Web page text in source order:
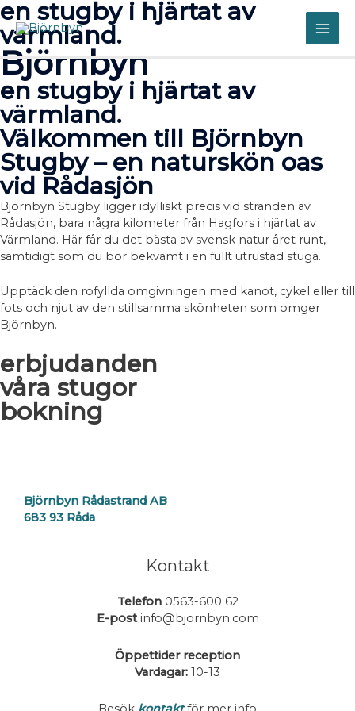
Hoppa
till
innehåll
en stugby i hjärtat av
värmland.
Björnbyn
en stugby i hjärtat av
värmland.
Välkommen till Björnbyn
Stugby – en naturskön oas
vid Rådasjön
Björnbyn Stugby ligger idylliskt precis vid stranden av
Rådasjön, bara några kilometer från Hagfors i hjärtat av
Värmland. Här får du det bästa av svensk natur året runt,
samtidigt som du bor bekvämt i en fullt utrustad stuga.
Upptäck den rofyllda omgivningen med kanot, cykel eller till
fots och njut av den stillsamma skönheten som omger
Björnbyn.
erbjudanden
våra stugor
bokning
Björnbyn Rådastrand AB
683 93 Råda
Kontakt
Telefon0563-600 62
E-postinfo@bjornbyn.com
Öppettider reception
Vardagar: 10-13